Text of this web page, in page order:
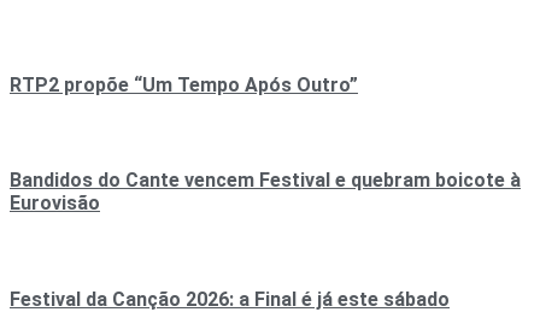
RTP2 propõe “Um Tempo Após Outro”
Bandidos do Cante vencem Festival e quebram boicote à
Eurovisão
Festival da Canção 2026: a Final é já este sábado